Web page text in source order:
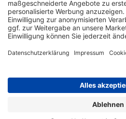
Smartphone? Dann sind Sie bei
richtig! Unser breites Sortiment
und Toner für alle gängigen
kleiner Hersteller. Zugleich sind wir
einrichten, die Werkstatt
was Ihren Arbeitsplatz noch
bei uns auch Bastelspaß,
für die ganze Familie. Entdecken